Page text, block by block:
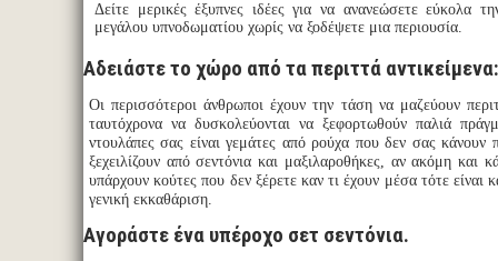
Δείτε μερικές έξυπνες ιδέες για να ανανεώσετε εύκολα
μεγάλου υπνοδωματίου χωρίς να ξοδέψετε μια περιουσία.
Αδειάστε το χώρο από τα περιττά αντικείμενα:
Οι περισσότεροι άνθρωποι έχουν την τάση να μαζεύουν
ταυτόχρονα να δυσκολεύονται να ξεφορτωθούν παλιά
ντουλάπες σας είναι γεμάτες από ρούχα που δεν σας κάνουν
ξεχειλίζουν από σεντόνια και μαξιλαροθήκες, αν ακόμη και
υπάρχουν κούτες που δεν ξέρετε καν τι έχουν μέσα τότε είναι
γενική εκκαθάριση.
Αγοράστε ένα υπέροχο σετ σεντόνια.